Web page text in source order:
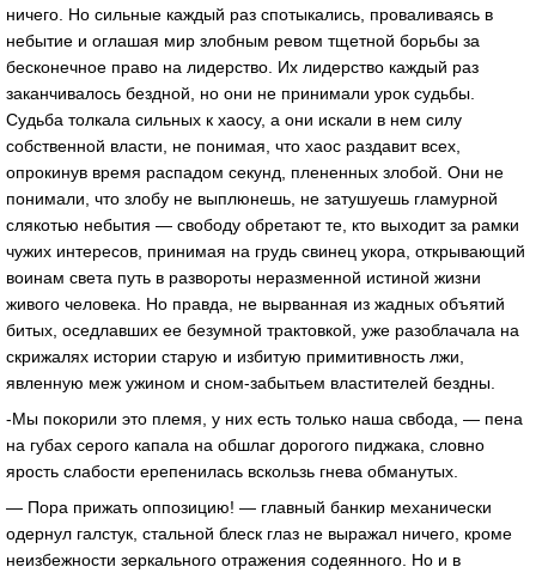
ничего. Но сильные каждый раз спотыкались, проваливаясь в
небытие и оглашая мир злобным ревом тщетной борьбы за
бесконечное право на лидерство. Их лидерство каждый раз
заканчивалось бездной, но они не принимали урок судьбы.
Судьба толкала сильных к хаосу, а они искали в нем силу
собственной власти, не понимая, что хаос раздавит всех,
опрокинув время распадом секунд, плененных злобой. Они не
понимали, что злобу не выплюнешь, не затушуешь гламурной
слякотью небытия — свободу обретают те, кто выходит за рамки
чужих интересов, принимая на грудь свинец укора, открывающий
воинам света путь в развороты неразменной истиной жизни
живого человека. Но правда, не вырванная из жадных объятий
битых, оседлавших ее безумной трактовкой, уже разоблачала на
скрижалях истории старую и избитую примитивность лжи,
явленную меж ужином и сном-забытьем властителей бездны.
-Мы покорили это племя, у них есть только наша свбода, — пена
на губах серого капала на обшлаг дорогого пиджака, словно
ярость слабости ерепенилась вскользь гнева обманутых.
— Пора прижать оппозицию! — главный банкир механически
одернул галстук, стальной блеск глаз не выражал ничего, кроме
неизбежности зеркального отражения содеянного. Но и в